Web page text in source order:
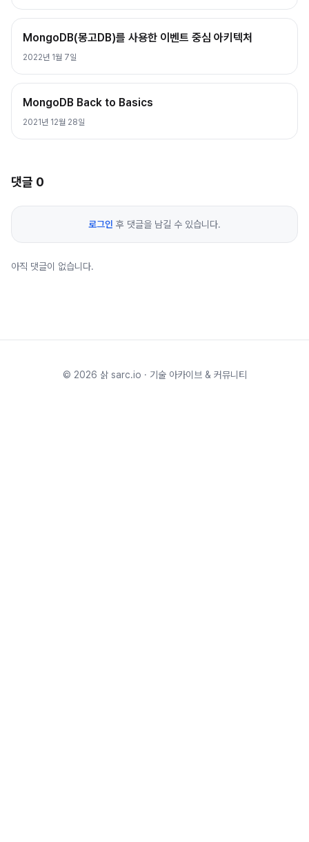
MongoDB(몽고DB)를 사용한 이벤트 중심 아키텍처
2022년 1월 7일
MongoDB Back to Basics
2021년 12월 28일
댓글 0
로그인 후 댓글을 남길 수 있습니다.
아직 댓글이 없습니다.
© 2026 삵 sarc.io · 기술 아카이브 & 커뮤니티